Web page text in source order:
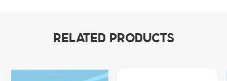
RELATED PRODUCTS